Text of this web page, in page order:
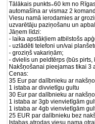
Tālākais punkts ̴ 60 km no
automašīna ar vismaz 2
Viesu namā ierodamies ar
uzvarētāju paziņošanu un
Jāņem līdzi:
- laika apstākļiem atbilstošs
- uzlādēti telefoni un/vai
- groziņš vakariņām;
- dvielis un peldtērps (būs pirts,
Nakšņošanai pieejamas tikai 3
Cenas:
35 Eur par dalībnieku ar
1 istaba ar divvietīgu gultu
30 Eur par dalībnieku ar
1 istaba ar 3gb vienvietīgām
1 istaba ar 4gb vienvietīgām
25 EUR par dalībnieku bez
Istabas atrodas viesu nama